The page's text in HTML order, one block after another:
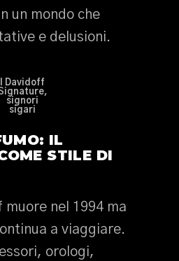
un mondo che
e delusioni.
I Davidoff
signori
sigari
IL
STILE DI
muore nel 1994 ma
a viaggiare.
orologi,